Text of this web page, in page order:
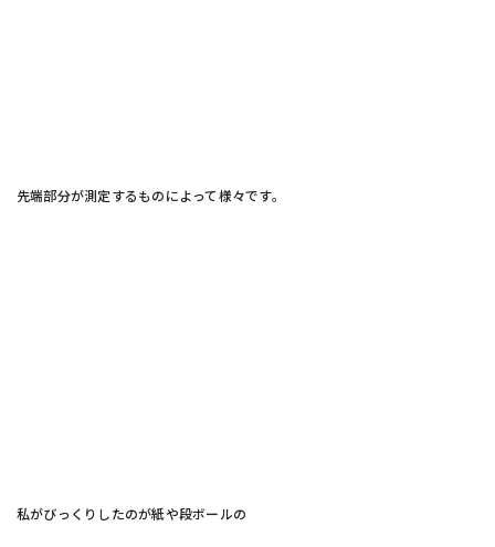
先端部分が測定するものによって様々です。
私がびっくりしたのが紙や段ボールの